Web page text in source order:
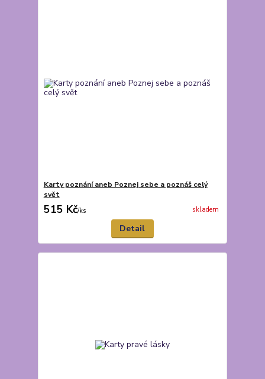
Karty poznání aneb Poznej sebe a poznáš celý
svět
515 Kč/ks skladem
Detail